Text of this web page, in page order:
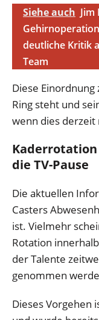
Siehe auch Jim
deutliche Kritik
Team
Diese
Ring steht und
wenn dies derzeit
die TV-Pause
Die aktuellen
Casters
ist. Vielmehr
Rotation
der Talente
genommen
Dieses Vorgehen